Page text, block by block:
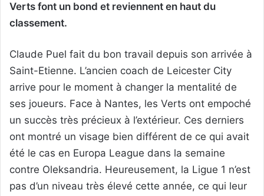
Verts font un bond et reviennent en haut du
classement.
Claude Puel fait du bon travail depuis son arrivée à
Saint-Etienne. L’ancien coach de Leicester City
arrive pour le moment à changer la mentalité de
ses joueurs. Face à Nantes, les Verts ont empoché
un succès très précieux à l’extérieur. Ces derniers
ont montré un visage bien différent de ce qui avait
été le cas en Europa League dans la semaine
contre Oleksandria. Heureusement, la Ligue 1 n’est
pas d’un niveau très élevé cette année, ce qui leur